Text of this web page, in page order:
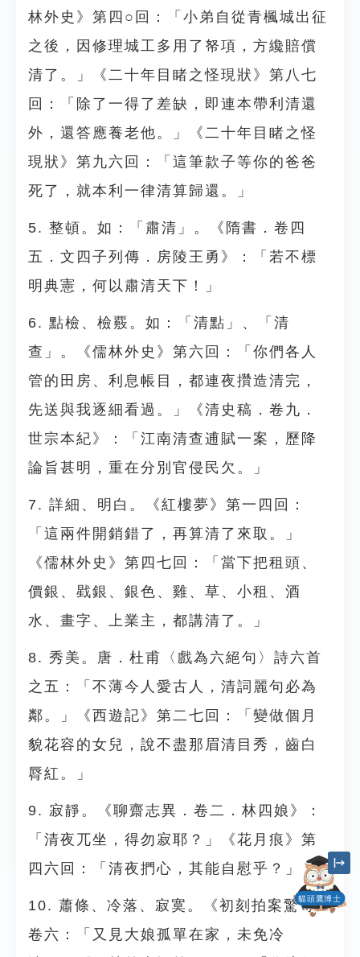
林外史》第四○回：「小弟自從青楓城出征
之後，因修理城工多用了帑項，方纔賠償
清了。」《二十年目睹之怪現狀》第八七
回：「除了一得了差缺，即連本帶利清還
外，還答應養老他。」《二十年目睹之怪
現狀》第九六回：「這筆款子等你的爸爸
死了，就本利一律清算歸還。」
5. 整頓。如：「肅清」。《隋書．卷四
五．文四子列傳．房陵王勇》：「若不標
明典憲，何以肅清天下！」
6. 點檢、檢覈。如：「清點」、「清
查」。《儒林外史》第六回：「你們各人
管的田房、利息帳目，都連夜攢造清完，
先送與我逐細看過。」《清史稿．卷九．
世宗本紀》：「江南清查逋賦一案，歷降
論旨甚明，重在分別官侵民欠。」
7. 詳細、明白。《紅樓夢》第一四回：
「這兩件開銷錯了，再算清了來取。」
《儒林外史》第四七回：「當下把租頭、
價銀、戥銀、銀色、雞、草、小租、酒
水、畫字、上業主，都講清了。」
8. 秀美。唐．杜甫〈戲為六絕句〉詩六首
之五：「不薄今人愛古人，清詞麗句必為
鄰。」《西遊記》第二七回：「變做個月
貌花容的女兒，說不盡那眉清目秀，齒白
脣紅。」
9. 寂靜。《聊齋志異．卷二．林四娘》：
「清夜兀坐，得勿寂耶？」《花月痕》第
四六回：「清夜捫心，其能自慰乎？」
10. 蕭條、冷落、寂寞。《初刻拍案驚奇》
卷六：「又見大娘孤單在家，未免冷
貓頭鷹博士